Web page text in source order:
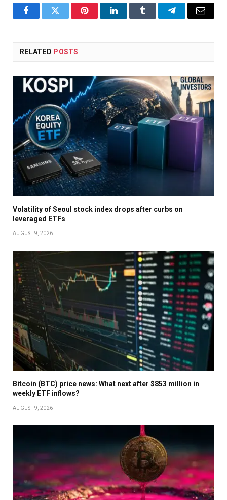
FacebookTwitter PinterestLinkedInTumblr TelegramEmail
RELATED POSTS
Volatility of Seoul stock index drops after curbs on
leveraged ETFs
AUGUST 9, 2026
Bitcoin (BTC) price news: What next after $853 million in
weekly ETF inflows?
AUGUST 9, 2026